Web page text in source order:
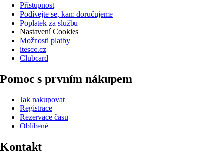
Přístupnost
Podívejte se, kam doručujeme
Poplatek za službu
Nastavení Cookies
Možnosti platby
itesco.cz
Clubcard
Pomoc s prvním nákupem
Jak nakupovat
Registrace
Rezervace času
Oblíbené
Kontakt